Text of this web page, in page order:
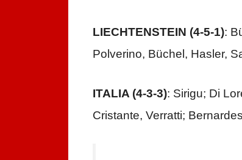
LIECHTENSTEIN (4-5-1):
Polverino, Büchel, Hasler,
ITALIA (4-3-3): Sirigu; Di
Cristante, Verratti;